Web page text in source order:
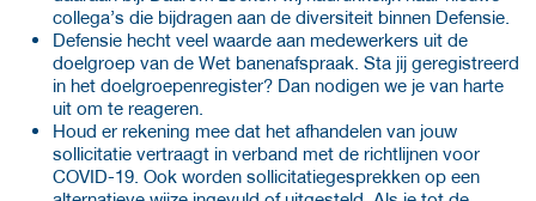
collega’s die bijdragen aan de diversiteit binnen Defensie.
Defensie hecht veel waarde aan medewerkers uit de
doelgroep van de Wet banenafspraak. Sta jij geregistreerd
in het doelgroepenregister? Dan nodigen we je van harte
uit om te reageren.
Houd er rekening mee dat het afhandelen van jouw
sollicitatie vertraagt in verband met de richtlijnen voor
COVID-19. Ook worden sollicitatiegesprekken op een